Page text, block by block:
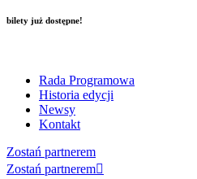
bilety już dostępne!
contentRada Programowa
Historia edycji
Newsy
Kontakt
Zostań partnerem
Zostań partnerem